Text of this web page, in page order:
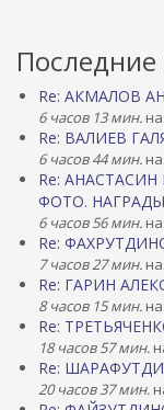
Re: АКМАЛОВ
6 часов 13 мин.
Re: ВАЛИЕВ
6 часов 44 мин.
Re:
ФОТО. НАГРАДЫ
6 часов 56 мин.
Re:
7 часов 27 мин.
Re: ГАРИН
8 часов 15 мин.
Re:
18 часов 57 мин.
Re:
20 часов 37 мин.